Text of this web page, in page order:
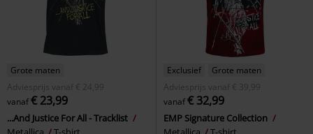
Grote maten
Adviesprijs
vanaf € 24,99
vanaf€ 23,99
...And Justice For All - Tracklist
Exclusief
Grote maten
Adviesprijs
vanaf € 39,99
vanaf€ 32,99
EMP Signature Collection